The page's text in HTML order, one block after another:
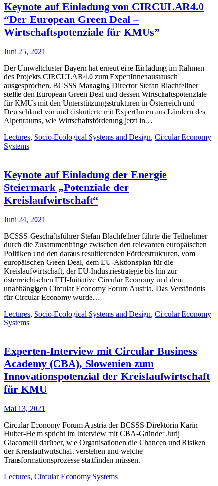
Keynote auf Einladung von CIRCULAR4.0
“Der European Green Deal –
Wirtschaftspotenziale für KMUs”
Juni 25, 2021
Der Umweltcluster Bayern hat erneut eine Einladung im Rahmen
des Projekts CIRCULAR4.0 zum ExpertInnenaustausch
ausgesprochen. BCSSS Managing Director Stefan Blachfellner
stellte den European Green Deal und dessen Wirtschaftspotenziale
für KMUs mit den Unterstützungsstrukturen in Österreich und
Deutschland vor und diskutierte mit ExpertInnen aus Ländern des
Alpenraums, wie Wirtschaftsförderung jetzt in…
Lectures, Socio-Ecological Systems and Design, Circular Economy
Systems
Keynote auf Einladung der Energie
Steiermark „Potenziale der
Kreislaufwirtschaft“
Juni 24, 2021
BCSSS-Geschäftsführer Stefan Blachfellner führte die Teilnehmer
durch die Zusammenhänge zwischen den relevanten europäischen
Politiken und den daraus resultierenden Förderstrukturen, vom
europäischen Green Deal, dem EU-Aktionsplan für die
Kreislaufwirtschaft, der EU-Industriestrategie bis hin zur
österreichischen FTI-Initiative Circular Economy und dem
unabhängigen Circular Economy Forum Austria. Das Verständnis
für Circular Economy wurde…
Lectures, Socio-Ecological Systems and Design, Circular Economy
Systems
Experten-Interview mit Circular Business
Academy (CBA), Slowenien zum
Innovationspotenzial der Kreislaufwirtschaft
für KMU
Mai 13, 2021
Circular Economy Forum Austria der BCSSS-Direktorin Karin
Huber-Heim spricht im Interview mit CBA-Gründer Jurij
Giacomelli darüber, wie Organisationen die Chancen und Risiken
der Kreislaufwirtschaft verstehen und welche
Transformationsprozesse stattfinden müssen.
Lectures, Circular Economy Systems